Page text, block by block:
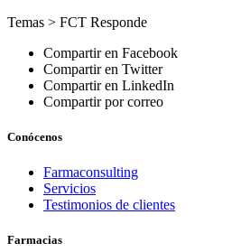
Temas > FCT Responde
Compartir en Facebook
Compartir en Twitter
Compartir en LinkedIn
Compartir por correo
Conócenos
Farmaconsulting
Servicios
Testimonios de clientes
Farmacias